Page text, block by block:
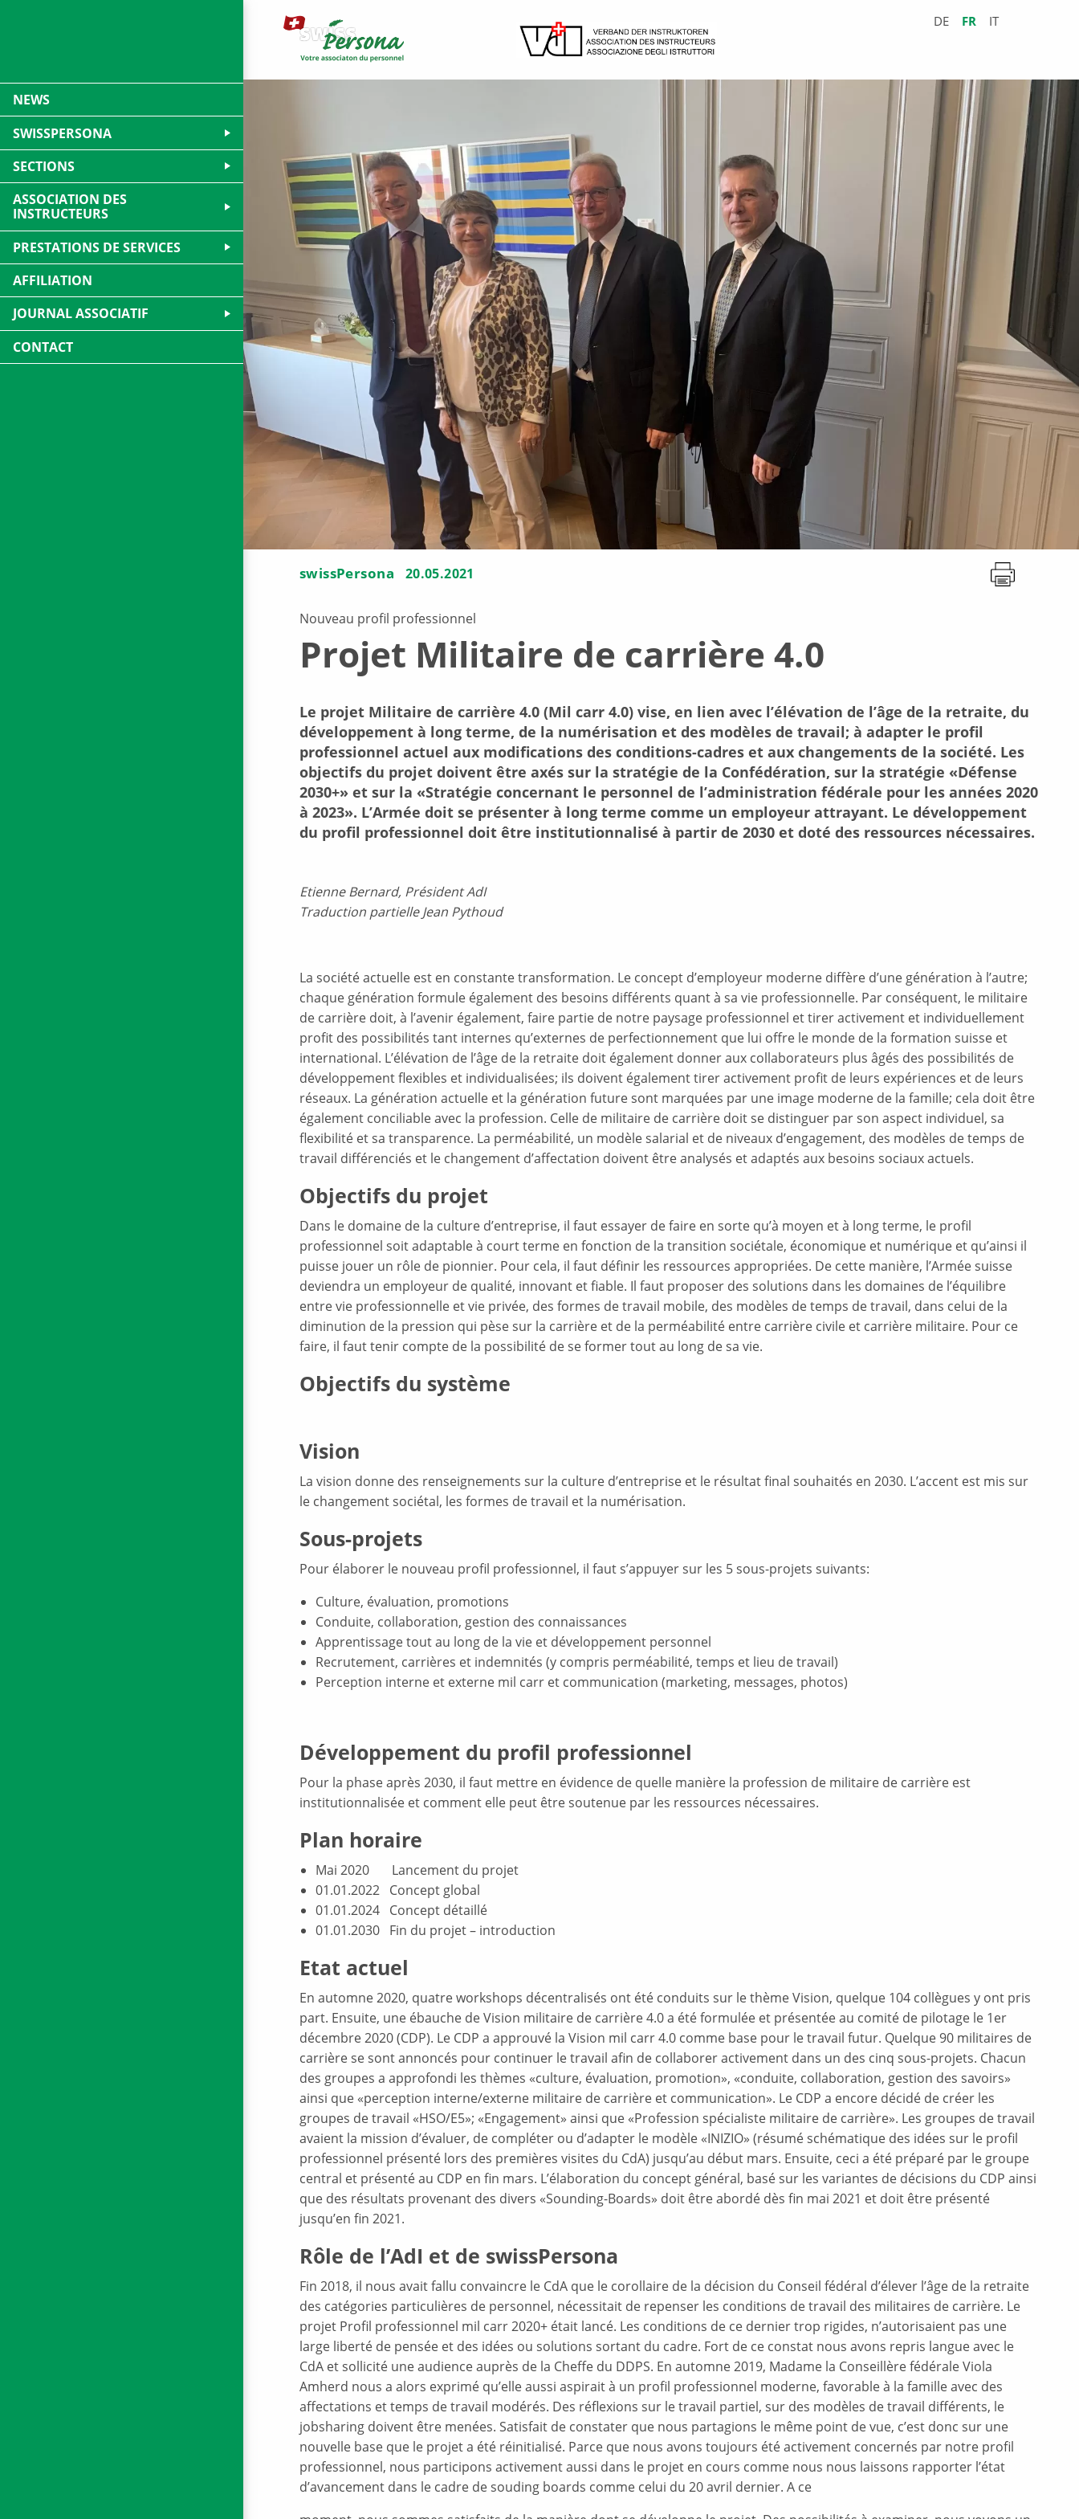
DE FR IT
swissPersona 20.05.2021
Nouveau profil professionnel
Projet Militaire de carrière 4.0
Le projet Militaire de carrière 4.0 (Mil carr 4.0) vise, en lien avec l’élévation de l’âge de la retraite, du
développement à long terme, de la numérisation et des modèles de travail; à adapter le profil
professionnel actuel aux modifications des conditions-cadres et aux changements de la société. Les
objectifs du projet doivent être axés sur la stratégie de la Confédération, sur la stratégie «Défense
2030+» et sur la «Stratégie concernant le personnel de l’administration fédérale pour les années 2020
à 2023». L’Armée doit se présenter à long terme comme un employeur attrayant. Le développement
du profil professionnel doit être institutionnalisé à partir de 2030 et doté des ressources nécessaires.
Etienne Bernard, Président AdI
Traduction partielle Jean Pythoud
La société actuelle est en constante transformation. Le concept d’employeur moderne diffère d’une génération à l’autre;
chaque génération formule également des besoins différents quant à sa vie professionnelle. Par conséquent, le militaire
de carrière doit, à l’avenir également, faire partie de notre paysage professionnel et tirer activement et individuellement
profit des possibilités tant internes qu’externes de perfectionnement que lui offre le monde de la formation suisse et
international. L’élévation de l’âge de la retraite doit également donner aux collaborateurs plus âgés des possibilités de
développement flexibles et individualisées; ils doivent également tirer activement profit de leurs expériences et de leurs
réseaux. La génération actuelle et la génération future sont marquées par une image moderne de la famille; cela doit être
également conciliable avec la profession. Celle de militaire de carrière doit se distinguer par son aspect individuel, sa
flexibilité et sa transparence. La perméabilité, un modèle salarial et de niveaux d’engagement, des modèles de temps de
travail différenciés et le changement d’affectation doivent être analysés et adaptés aux besoins sociaux actuels.
Objectifs du projet
Dans le domaine de la culture d’entreprise, il faut essayer de faire en sorte qu’à moyen et à long terme, le profil
professionnel soit adaptable à court terme en fonction de la transition sociétale, économique et numérique et qu’ainsi il
puisse jouer un rôle de pionnier. Pour cela, il faut définir les ressources appropriées. De cette manière, l’Armée suisse
deviendra un employeur de qualité, innovant et fiable. Il faut proposer des solutions dans les domaines de l’équilibre
entre vie professionnelle et vie privée, des formes de travail mobile, des modèles de temps de travail, dans celui de la
diminution de la pression qui pèse sur la carrière et de la perméabilité entre carrière civile et carrière militaire. Pour ce
faire, il faut tenir compte de la possibilité de se former tout au long de sa vie.
Objectifs du système
Vision
La vision donne des renseignements sur la culture d’entreprise et le résultat final souhaités en 2030. L’accent est mis sur
le changement sociétal, les formes de travail et la numérisation.
Sous-projets
Pour élaborer le nouveau profil professionnel, il faut s’appuyer sur les 5 sous-projets suivants:
Culture, évaluation, promotions
Conduite, collaboration, gestion des connaissances
Apprentissage tout au long de la vie et développement personnel
Recrutement, carrières et indemnités (y compris perméabilité, temps et lieu de travail)
Perception interne et externe mil carr et communication (marketing, messages, photos)
Développement du profil professionnel
Pour la phase après 2030, il faut mettre en évidence de quelle manière la profession de militaire de carrière est
institutionnalisée et comment elle peut être soutenue par les ressources nécessaires.
Plan horaire
Mai 2020 Lancement du projet
01.01.2022 Concept global
01.01.2024 Concept détaillé
01.01.2030 Fin du projet – introduction
Etat actuel
En automne 2020, quatre workshops décentralisés ont été conduits sur le thème Vision, quelque 104 collègues y ont pris
part. Ensuite, une ébauche de Vision militaire de carrière 4.0 a été formulée et présentée au comité de pilotage le 1er
décembre 2020 (CDP). Le CDP a approuvé la Vision mil carr 4.0 comme base pour le travail futur. Quelque 90 militaires de
carrière se sont annoncés pour continuer le travail afin de collaborer activement dans un des cinq sous-projets. Chacun
des groupes a approfondi les thèmes «culture, évaluation, promotion», «conduite, collaboration, gestion des savoirs»
ainsi que «perception interne/externe militaire de carrière et communication». Le CDP a encore décidé de créer les
groupes de travail «HSO/E5»; «Engagement» ainsi que «Profession spécialiste militaire de carrière». Les groupes de travail
avaient la mission d’évaluer, de compléter ou d’adapter le modèle «INIZIO» (résumé schématique des idées sur le profil
professionnel présenté lors des premières visites du CdA) jusqu’au début mars. Ensuite, ceci a été préparé par le groupe
central et présenté au CDP en fin mars. L’élaboration du concept général, basé sur les variantes de décisions du CDP ainsi
que des résultats provenant des divers «Sounding-Boards» doit être abordé dès fin mai 2021 et doit être présenté
jusqu’en fin 2021.
Rôle de l’AdI et de swissPersona
Fin 2018, il nous avait fallu convaincre le CdA que le corollaire de la décision du Conseil fédéral d’élever l’âge de la retraite
des catégories particulières de personnel, nécessitait de repenser les conditions de travail des militaires de carrière. Le
projet Profil professionnel mil carr 2020+ était lancé. Les conditions de ce dernier trop rigides, n’autorisaient pas une
large liberté de pensée et des idées ou solutions sortant du cadre. Fort de ce constat nous avons repris langue avec le
CdA et sollicité une audience auprès de la Cheffe du DDPS. En automne 2019, Madame la Conseillère fédérale Viola
Amherd nous a alors exprimé qu’elle aussi aspirait à un profil professionnel moderne, favorable à la famille avec des
affectations et temps de travail modérés. Des réflexions sur le travail partiel, sur des modèles de travail différents, le
jobsharing doivent être menées. Satisfait de constater que nous partagions le même point de vue, c’est donc sur une
nouvelle base que le projet a été réinitialisé. Parce que nous avons toujours été activement concernés par notre profil
professionnel, nous participons activement aussi dans le projet en cours comme nous nous laissons rapporter l’état
d’avancement dans le cadre de souding boards comme celui du 20 avril dernier. A ce
NEWS
SWISSPERSONA
SECTIONS
ASSOCIATION DES
INSTRUCTEURS
PRESTATIONS DE SERVICES
AFFILIATION
JOURNAL ASSOCIATIF
CONTACT